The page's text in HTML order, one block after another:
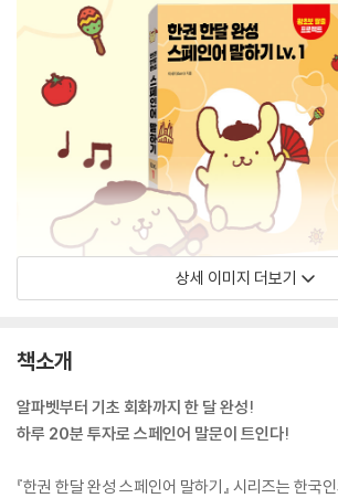
상세 이미지 더보기
책소개
알파벳부터 기초 회화까지 한 달 완성!
하루 20분 투자로 스페인어 말문이 트인다!
『한권 한달 완성 스페인어 말하기』 시리즈는 한국